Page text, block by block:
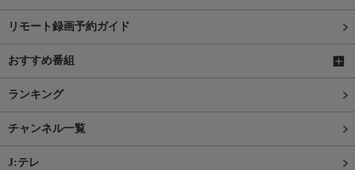
リモート録画予約ガイド
おすすめ番組
ランキング
チャンネル一覧
J:テレ